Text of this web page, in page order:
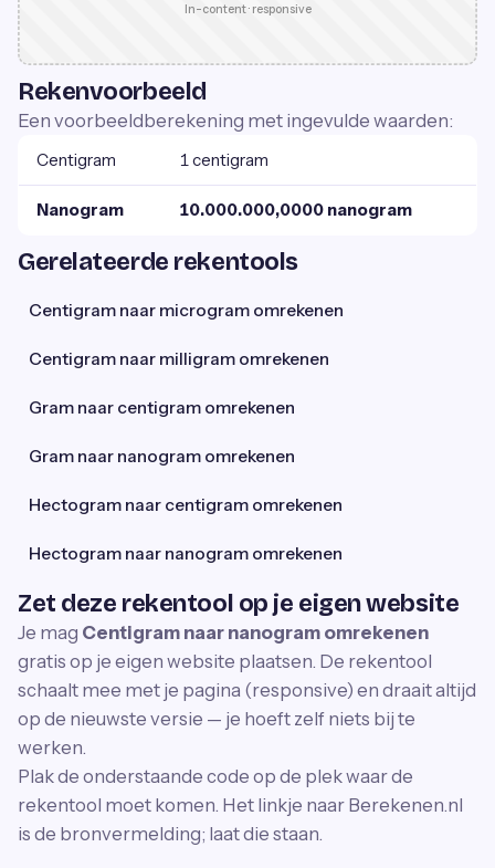
In-content · responsive
Rekenvoorbeeld
Een voorbeeldberekening met ingevulde waarden:
Centigram 1 centigram
Nanogram 10.000.000,0000 nanogram
Gerelateerde rekentools
Centigram naar microgram omrekenen
Centigram naar milligram omrekenen
Gram naar centigram omrekenen
Gram naar nanogram omrekenen
Hectogram naar centigram omrekenen
Hectogram naar nanogram omrekenen
Zet deze rekentool op je eigen website
Je mag Centigram naar nanogram omrekenen
gratis op je eigen website plaatsen. De rekentool
schaalt mee met je pagina (responsive) en draait altijd
op de nieuwste versie — je hoeft zelf niets bij te
werken.
Plak de onderstaande code op de plek waar de
rekentool moet komen. Het linkje naar Berekenen.nl
is de bronvermelding; laat die staan.